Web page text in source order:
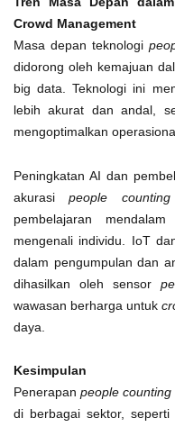
Crowd Management
Masa depan teknologi
didorong oleh kemajuan
big data. Teknologi ini
lebih akurat dan andal,
mengoptimalkan
Peningkatan AI dan
akurasipeople counting
pembelajaran
mengenali individu. IoT
dalam pengumpulan dan
dihasilkan oleh sensor
wawasan berharga untuk
daya.
Kesimpulan
Penerapan people counting
di berbagai sektor,